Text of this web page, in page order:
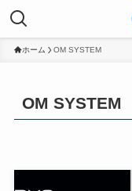
ホーム OM SYSTEM
OM SYSTEM